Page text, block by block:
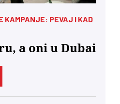
KAMPANJE: PEVAJ I KAD
a oni u Dubai